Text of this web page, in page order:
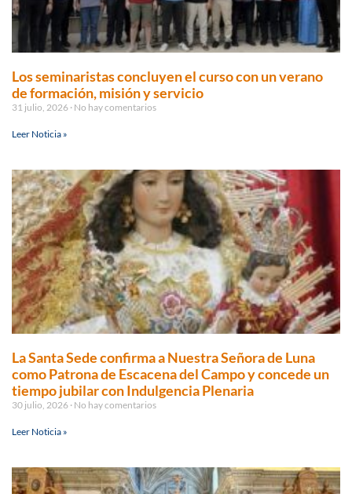
Los seminaristas concluyen el curso con un verano
de formación, misión y servicio
31 julio, 2026 No hay comentarios
Leer Noticia »
La Santa Sede confirma a Nuestra Señora de Luna
como Patrona de Escacena del Campo y concede un
tiempo jubilar con Indulgencia Plenaria
30 julio, 2026 No hay comentarios
Leer Noticia »